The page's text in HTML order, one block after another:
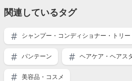
関連しているタグ
シャンプー・コンディショナー・トリー
パンテーン ヘアケア・ヘアス
美容品・コスメ